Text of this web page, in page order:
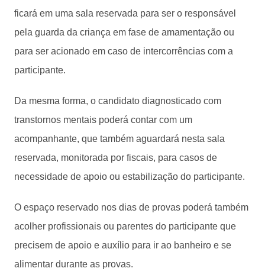
ficará em uma sala reservada para ser o responsável
pela guarda da criança em fase de amamentação ou
para ser acionado em caso de intercorrências com a
participante.
Da mesma forma, o candidato diagnosticado com
transtornos mentais poderá contar com um
acompanhante, que também aguardará nesta sala
reservada, monitorada por fiscais, para casos de
necessidade de apoio ou estabilização do participante.
O espaço reservado nos dias de provas poderá também
acolher profissionais ou parentes do participante que
precisem de apoio e auxílio para ir ao banheiro e se
alimentar durante as provas.